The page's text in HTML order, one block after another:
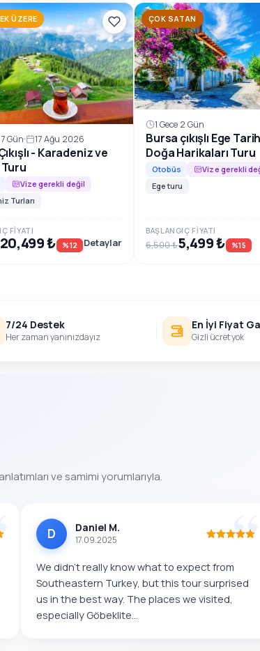
ÜZERE
Gün 17 Ağu 2026
- Karadeniz ve
Vize gerekli değil
Turları
FIYATI
20,499 ₺ %12 Detaylar
ÇOK SATAN
1 Gece 2 Gün
Bursa çıkışlı Ege
Doğa Harikaları Turu
Otobüs
Vize gerekli
Ege turu
BAŞLANGIÇ FIYATI
6,500 ₺5,499 ₺ %15
7/24 Destek
Her zaman yanınızdayız
En İyi Fiyat
Gizli ücret yok
ve samimi yorumlarıyla.
D Daniel M.
17.09.2025
We didn’t really know what to expect from
Southeastern Turkey, but this tour surprised
us in the best way. The places we visited,
especially Göbeklite...